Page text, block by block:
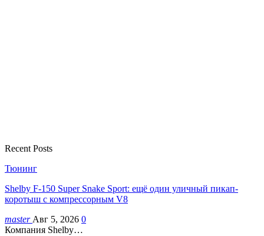
Recent Posts
Тюнинг
Shelby F-150 Super Snake Sport: ещё один уличный пикап-
коротыш с компрессорным V8
master Авг 5, 2026 0
Компания Shelby…